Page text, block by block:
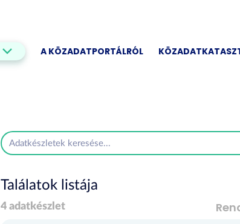
A KÖZADATPORTÁLRÓL
Találatok listája
4 adatkészlet